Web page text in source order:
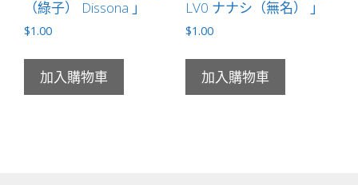
（綠子） Dissona 」
$1.00
加入購物車
LV0 ナナシ（無名） 」
$1.00
加入購物車